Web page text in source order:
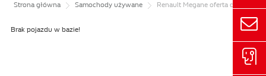
Strona główna Samochody używane Renault Megane oferta dealera/FV23/Limited EDC aut. 1.3TCe,czujniki,Android,full LED, 2021r.
Brak pojazdu w bazie!